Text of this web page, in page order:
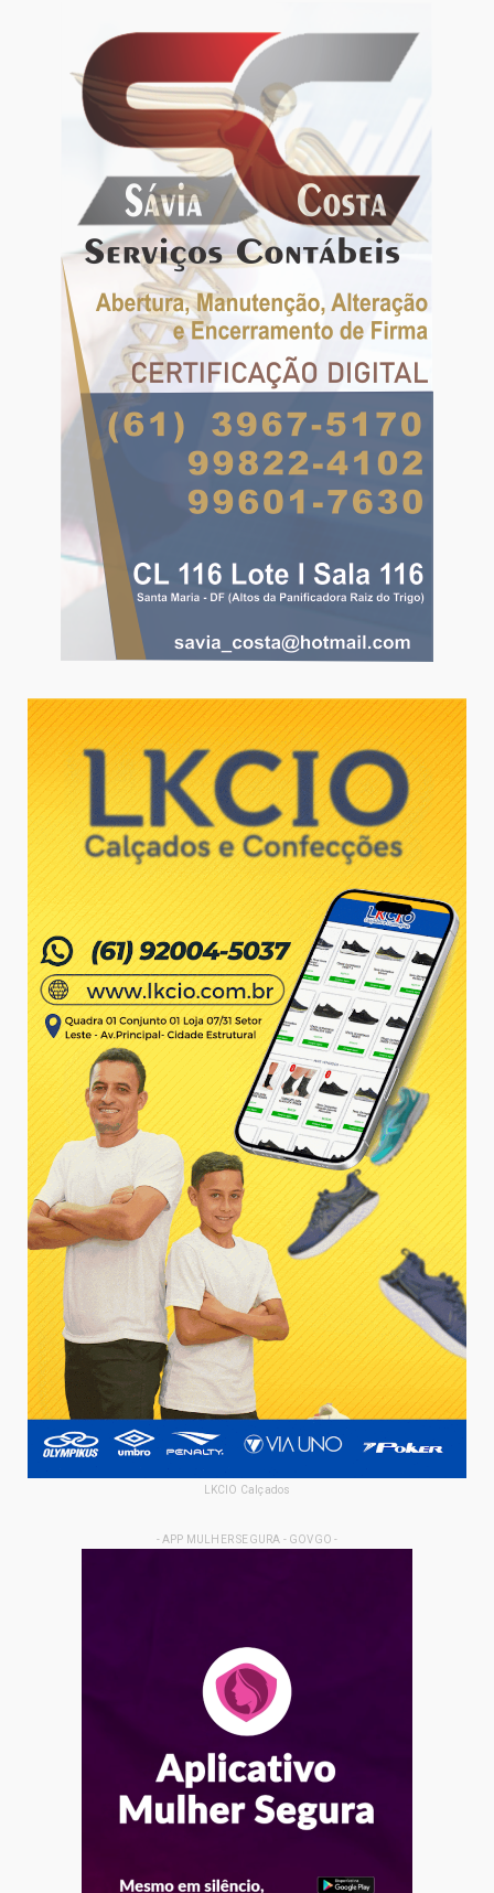
LKCIO Calçados
- APP MULHER SEGURA - GOVGO -